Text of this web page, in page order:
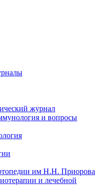
журнал
и вопросы
им Н.Н. Приорова
и лечебной